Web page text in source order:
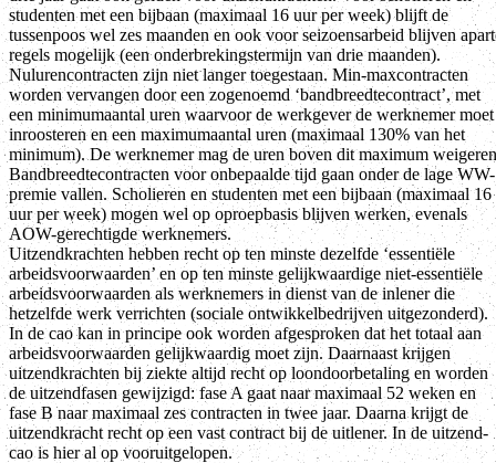
studenten met een bijbaan (maximaal 16 uur per week) blijft de
tussenpoos wel zes maanden en ook voor seizoensarbeid blijven
regels mogelijk (een onderbrekingstermijn van drie maanden).
Nulurencontracten zijn niet langer toegestaan. Min-maxcontracten
worden vervangen door een zogenoemd ‘bandbreedtecontract’, met
een minimumaantal uren waarvoor de werkgever de werknemer moet
inroosteren en een maximumaantal uren (maximaal 130% van het
minimum). De werknemer mag de uren boven dit maximum
Bandbreedtecontracten voor onbepaalde tijd gaan onder de lage WW-
premie vallen. Scholieren en studenten met een bijbaan (maximaal 16
uur per week) mogen wel op oproepbasis blijven werken, evenals
AOW-gerechtigde werknemers.
Uitzendkrachten hebben recht op ten minste dezelfde ‘essentiële
arbeidsvoorwaarden’ en op ten minste gelijkwaardige niet-essentiële
arbeidsvoorwaarden als werknemers in dienst van de inlener die
hetzelfde werk verrichten (sociale ontwikkelbedrijven uitgezonderd).
In de cao kan in principe ook worden afgesproken dat het totaal aan
arbeidsvoorwaarden gelijkwaardig moet zijn. Daarnaast krijgen
uitzendkrachten bij ziekte altijd recht op loondoorbetaling en worden
de uitzendfasen gewijzigd: fase A gaat naar maximaal 52 weken en
fase B naar maximaal zes contracten in twee jaar. Daarna krijgt de
uitzendkracht recht op een vast contract bij de uitlener. In de uitzend-
cao is hier al op vooruitgelopen.